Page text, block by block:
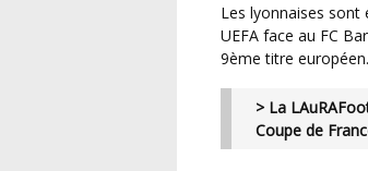
Les lyonnaises sont également qualifiées pour la finale de la Ligue des Champions Féminine
UEFA face au FC
9ème titre européen.
> La LAuRAFoot adresse ses félicitations à l’OL Lyonnes pour ce 11ème titre en
Coupe de